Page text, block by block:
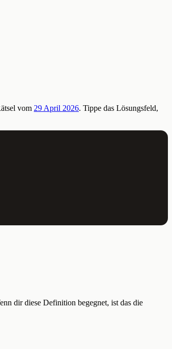
vom 29 April 2026. Tippe das Lösungsfeld,
dir diese Definition begegnet, ist das die